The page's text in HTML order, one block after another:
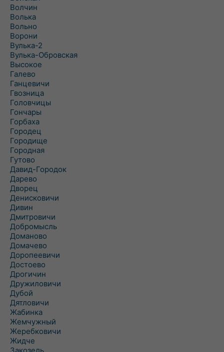
Волчин
Волька
Вольно
Ворони
Вулька-2
Вулька-Обровская
Высокое
Галево
Ганцевичи
Гвозница
Головчицы
Гончары
Горбаха
Городец
Городище
Городная
Гутово
Давид-Городок
Дарево
Дворец
Денисковичи
Дивин
Дмитровичи
Добромысль
Доманово
Домачево
Доропеевичи
Достоево
Дрогичин
Дружиловичи
Дубой
Дятловичи
Жабинка
Жемчужный
Жеребковичи
Жидче